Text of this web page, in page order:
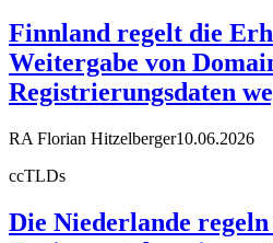
Finnland regelt die
Weitergabe von
Registrierungsdaten
RA Florian Hitzelberger10.06.2026
ccTLDs
Die Niederlande